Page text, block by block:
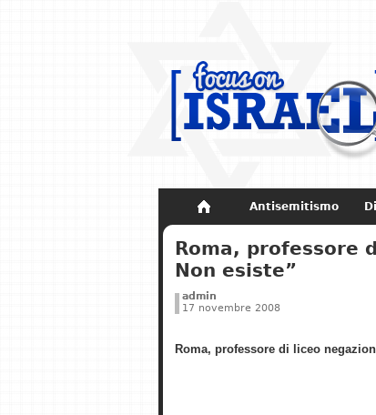
Antisemitismo
Non dimenticare Storia di
Roma, professore
Non esiste”
admin
17 novembre 2008
Roma, professore di liceo